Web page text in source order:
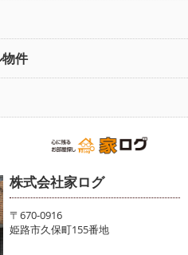
件
株式会社家ログ
〒670-0916
姫路市久保町155番地